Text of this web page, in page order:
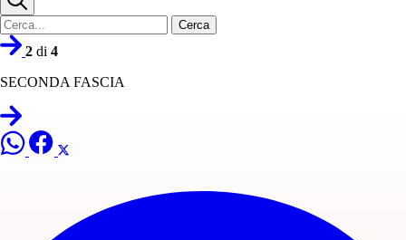
Cerca
2 di 4
SECONDA FASCIA